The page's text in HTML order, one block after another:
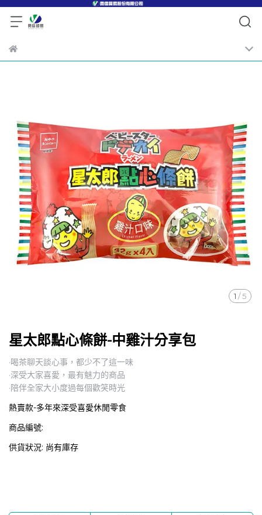
1 /5
星太郎點心條餅-中雞汁分享包
·喝茶聊天談心事，都少不了這一味
·深受大家喜愛，最有魅力的商品
·陪伴全家大小度過每個歡笑時光
熱賣款-多年來深受喜愛休閒零食
商品編號:
供貨狀況: 尚有庫存